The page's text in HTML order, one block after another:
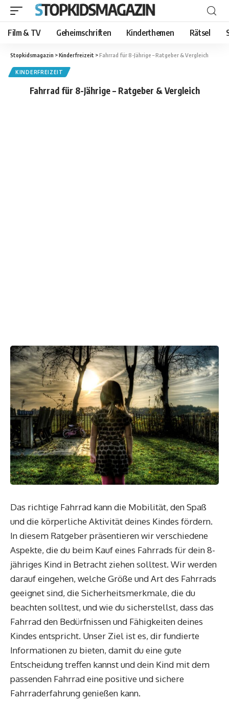
Film & TV Geheimschriften Kinderthemen Rätsel
Stopkidsmagazin >Kinderfreizeit >Fahrrad für 8-Jährige – Ratgeber & Vergleich
KINDERFREIZEIT
Fahrrad für 8-Jährige – Ratgeber & Vergleich
Das richtige Fahrrad kann die Mobilität, den Spaß
und die körperliche Aktivität deines Kindes fördern.
In diesem Ratgeber präsentieren wir verschiedene
Aspekte, die du beim Kauf eines Fahrrads für dein 8-
jähriges Kind in Betracht ziehen solltest. Wir werden
darauf eingehen, welche Größe und Art des Fahrrads
geeignet sind, die Sicherheitsmerkmale, die du
beachten solltest, und wie du sicherstellst, dass das
Fahrrad den Bedürfnissen und Fähigkeiten deines
Kindes entspricht. Unser Ziel ist es, dir fundierte
Informationen zu bieten, damit du eine gute
Entscheidung treffen kannst und dein Kind mit dem
passenden Fahrrad eine positive und sichere
Fahrraderfahrung genießen kann.